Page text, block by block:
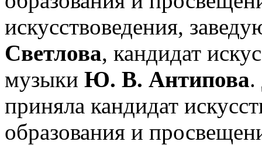
искусствоведения,
Светлова, кандидат
музыки Ю. В. Антипова.
приняла кандидат
образования и